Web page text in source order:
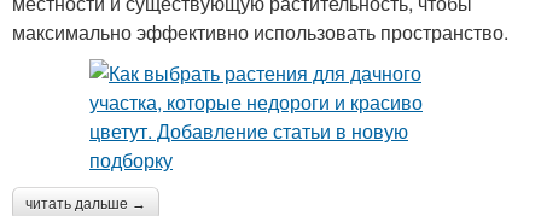
максимально эффективно использовать пространство.
читать дальше →